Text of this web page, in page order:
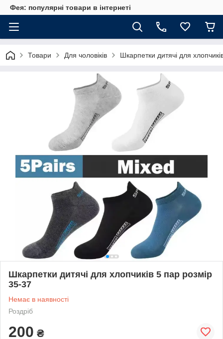
Фея: популярні товари в інтернеті
Товари Для чоловіків Шкарпетки дитячі для
Шкарпетки дитячі для хлопчиків 5 пар розмір
35-37
Немає в наявності
Роздріб
200 ₴